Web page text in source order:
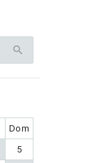
Dom
5